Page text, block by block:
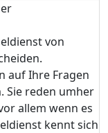
von
auf Ihre Fragen
reden umher
allem wenn es
kennt sich